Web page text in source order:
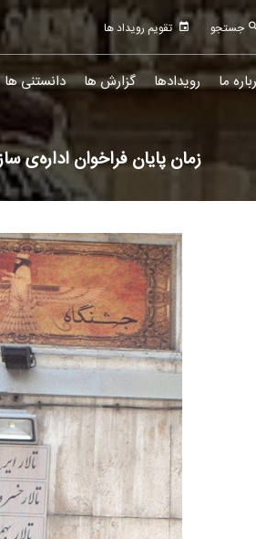
تقویم رویداد ها
ما رویدادها گزارش ها دانستنی ها
زمان پایان فراخوان اداره‌ی